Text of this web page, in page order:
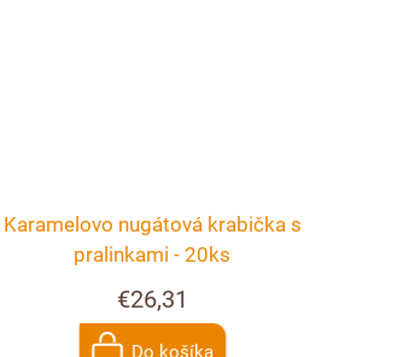
Karamelovo nugátová krabička s
pralinkami - 20ks
€26,31
Do košíka